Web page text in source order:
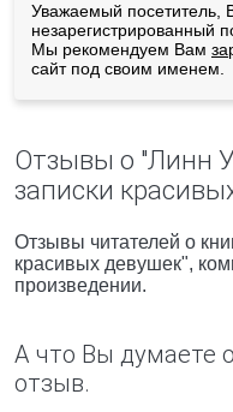
Уважаемый посетитель,
незарегистрированный
Мы рекомендуем Вам
сайт под своим именем.
Отзывы о "Линн
записки
Отзывы читателей о
красивых девушек",
произведении.
А что Вы думаете
отзыв.